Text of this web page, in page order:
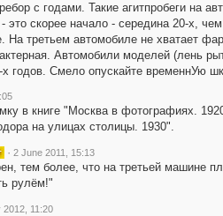
с годами. Такие агитпробеги на
это скорее начало - середина 20-х, чем
На третьем автомобиле не хватает
Автомобили моделей (лень
х годов. Смело опускайте временнУю
в книге "Москва в фотографиях.
на улицах столицы. 1930".
· 2 June 2011, 15:13
тем более, что на третьей машине
рулём!"
2012, 11:20